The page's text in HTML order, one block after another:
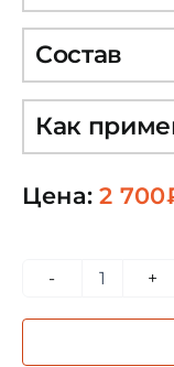
Состав
Как
Цена:2 700
товара